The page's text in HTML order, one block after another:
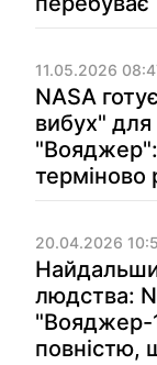
11.05.2026
NASA
вибух" для
"Вояджер":
терміново
20.04.2026
людства:
"Вояджер-
повністю,